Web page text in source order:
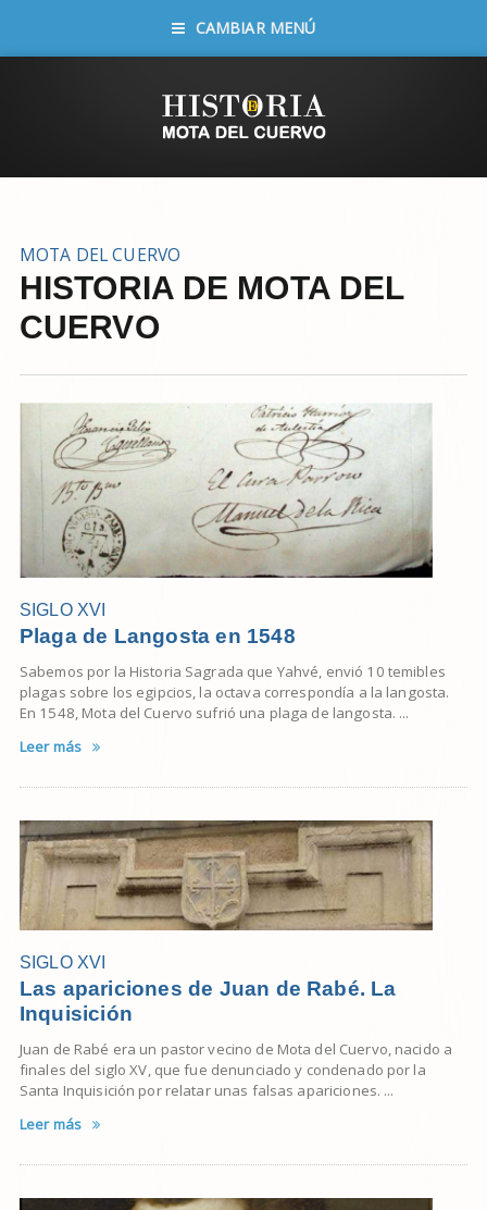
CAMBIAR MENÚ
MOTA DEL CUERVO
HISTORIA DE MOTA DEL
CUERVO
SIGLO XVI
Plaga de Langosta en 1548
Sabemos por la Historia Sagrada que Yahvé, envió 10 temibles
plagas sobre los egipcios, la octava correspondía a la langosta.
En 1548, Mota del Cuervo sufrió una plaga de langosta. ...
Leer más
SIGLO XVI
Las apariciones de Juan de Rabé. La
Inquisición
Juan de Rabé era un pastor vecino de Mota del Cuervo, nacido a
finales del siglo XV, que fue denunciado y condenado por la
Santa Inquisición por relatar unas falsas apariciones. ...
Leer más